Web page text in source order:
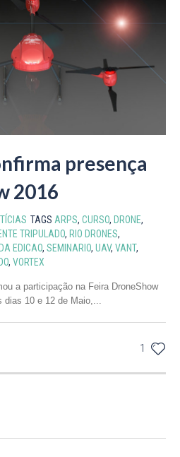
presença
2016
TAGS ARPS, CURSO, DRONE,
TRIPULADO, RIO DRONES,
EDICAO, SEMINARIO, UAV, VANT,
, VORTEX
a participação na Feira DroneShow
dias 10 e 12 de Maio,...
1